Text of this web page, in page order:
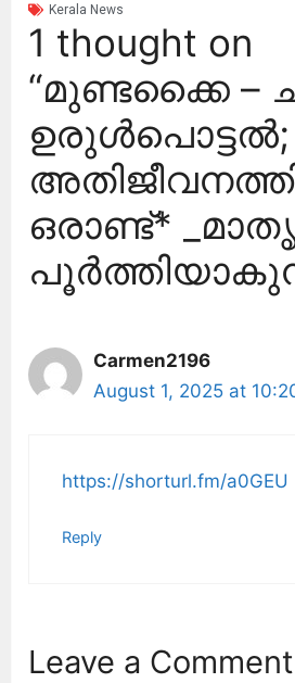
Kerala News
1 thought on
“മുണ്ടക്കൈ –
ഉരുൾപൊട്ടൽ;
ഒരാണ്ട്*
Carmen2196
August 1, 2025 at
https://shorturl.fm/a0GEU
Reply
Leave a Comment